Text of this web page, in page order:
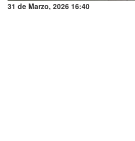
31 de Marzo, 2026 16:40